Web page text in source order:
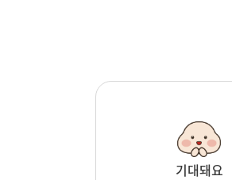
기대돼요